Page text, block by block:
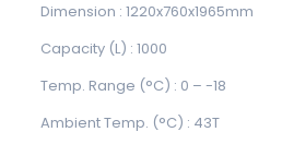
Dimension : 1220x760x1965mm
Capacity (L) : 1000
Temp. Range (°C) : 0 – -18
Ambient Temp. (°C) : 43T